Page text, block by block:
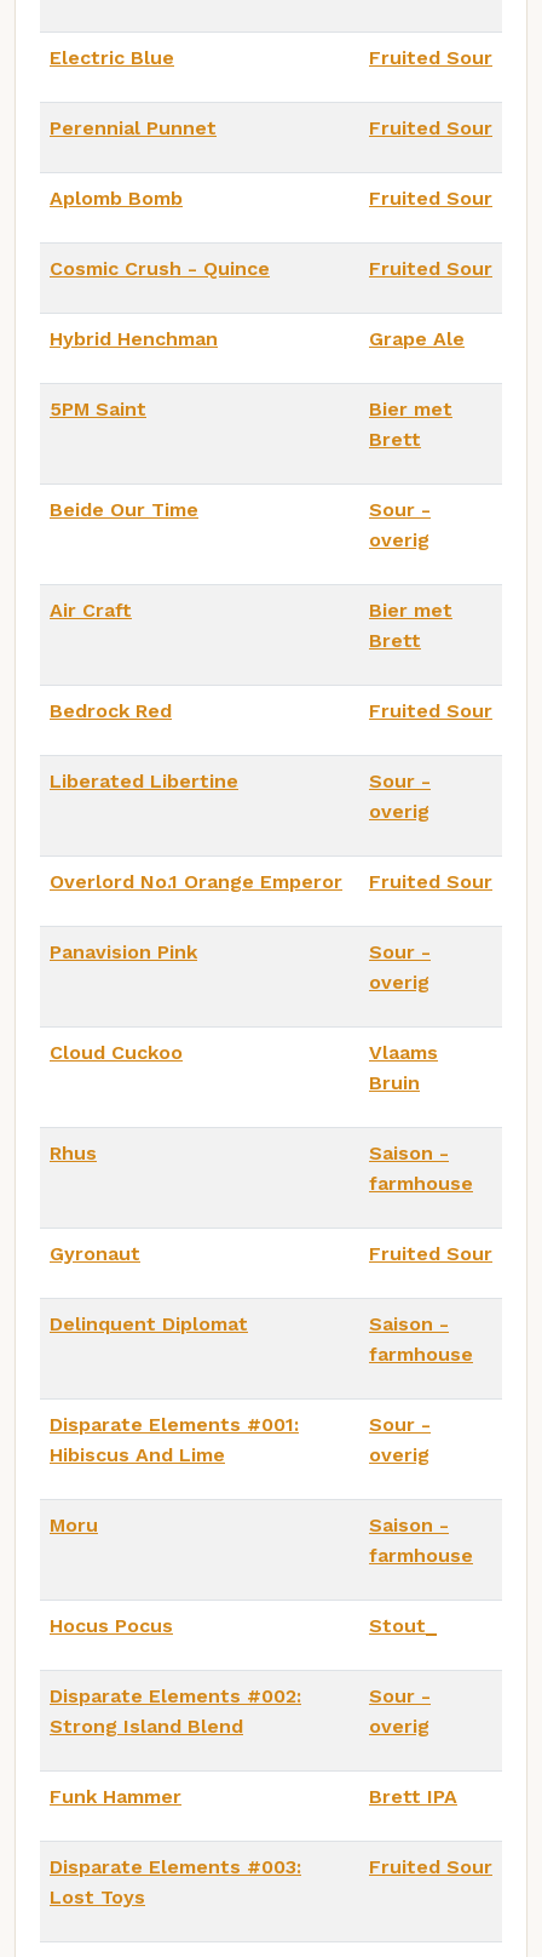
Electric Blue Fruited Sour
Perennial Punnet Fruited Sour
Aplomb Bomb Fruited Sour
Cosmic Crush - Quince Fruited Sour
Hybrid Henchman Grape Ale
5PM Saint
Bier met
Brett
Beide Our Time
Sour -
overig
Air Craft
Bier met
Brett
Bedrock Red Fruited Sour
Liberated Libertine
Sour -
overig
Overlord No.1 Orange Emperor Fruited Sour
Panavision Pink
Sour -
overig
Cloud Cuckoo
Vlaams
Bruin
Rhus
Saison -
farmhouse
Gyronaut Fruited Sour
Delinquent Diplomat
Saison -
farmhouse
Disparate Elements #001:
Hibiscus And Lime
Sour -
overig
Moru
Saison -
farmhouse
Hocus Pocus Stout_
Disparate Elements #002:
Strong Island Blend
Sour -
overig
Funk Hammer Brett IPA
Disparate Elements #003:
Lost Toys
Fruited Sour